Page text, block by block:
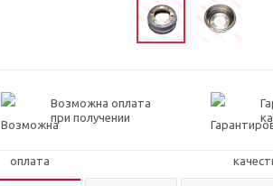
Возможна оплата
при получении